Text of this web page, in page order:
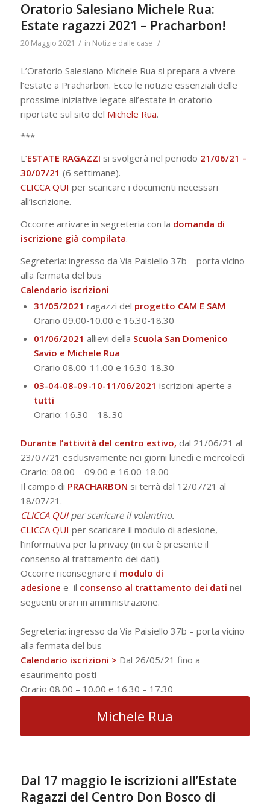
Oratorio Salesiano Michele Rua:
Estate ragazzi 2021 – Pracharbon!
20 Maggio 2021 / in Notizie dalle case /
L’Oratorio Salesiano Michele Rua si prepara a vivere
l’estate a Pracharbon. Ecco le notizie essenziali delle
prossime iniziative legate all’estate in oratorio
riportate sul sito del Michele Rua.
***
L’ESTATE RAGAZZI si svolgerà nel periodo 21/06/21 –
30/07/21 (6 settimane).
CLICCA QUI per scaricare i documenti necessari
all’iscrizione.
Occorre arrivare in segreteria con la domanda di
iscrizione già compilata.
Segreteria: ingresso da Via Paisiello 37b – porta vicino
alla fermata del bus
Calendario iscrizioni
31/05/2021 ragazzi del progetto CAM E SAM
Orario 09.00-10.00 e 16.30-18.30
01/06/2021 allievi della Scuola San Domenico
Savio e Michele Rua
Orario 08.00-11.00 e 16.30-18.30
03-04-08-09-10-11/06/2021 iscrizioni aperte a
tutti
Orario: 16.30 – 18..30
Durante l’attività del centro estivo, dal 21/06/21 al
23/07/21 esclusivamente nei giorni lunedì e mercoledì
Orario: 08.00 – 09.00 e 16.00-18.00
Il campo di PRACHARBON si terrà dal 12/07/21 al
18/07/21.
CLICCA QUIper scaricare il volantino.
CLICCA QUI per scaricare il modulo di adesione,
l’informativa per la privacy (in cui è presente il
consenso al trattamento dei dati).
Occorre riconsegnare il modulo di
adesione e il consenso al trattamento dei dati nei
seguenti orari in amministrazione.
Segreteria: ingresso da Via Paisiello 37b – porta vicino
alla fermata del bus
Calendario iscrizioni > Dal 26/05/21 fino a
esaurimento posti
Orario 08.00 – 10.00 e 16.30 – 17.30
Michele Rua
Dal 17 maggio le iscrizioni all’Estate
Ragazzi del Centro Don Bosco di